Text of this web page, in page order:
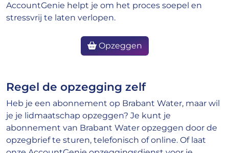
AccountGenie helpt je om het proces soepel en
stressvrij te laten verlopen.
Opzeggen
Regel de opzegging zelf
Heb je een abonnement op Brabant Water, maar wil
je je lidmaatschap opzeggen? Je kunt je
abonnement van Brabant Water opzeggen door de
opzegbrief te sturen, telefonisch of online. Of laat